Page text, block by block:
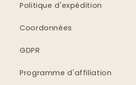
Politique d'expédition
Coordonnées
GDPR
Programme d'affiliation